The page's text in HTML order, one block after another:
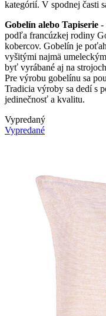
kategórií. V spodnej časti
Gobelín alebo Tapiserie -
podľa francúzkej rodiny
kobercov. Gobelín je
vyšitými najmä
byť vyrábané aj na
Pre výrobu gobelínu sa
Tradicia výroby sa dedí s
jedinečnosť a kvalitu.
Vypredaný
Vypredané